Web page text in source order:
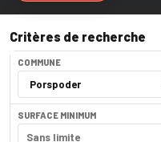
Critères de recherche
COMMUNE
SURFACE MINIMUM